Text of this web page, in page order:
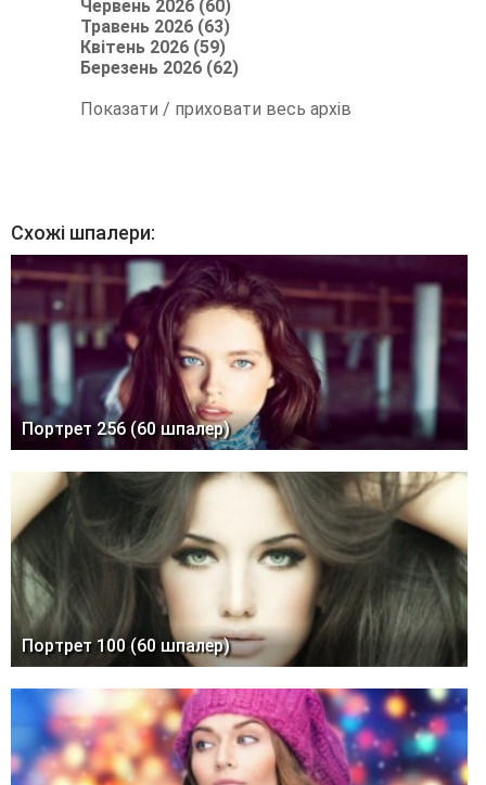
Червень 2026 (60)
Травень 2026 (63)
Квітень 2026 (59)
Березень 2026 (62)
Показати / приховати весь архів
Схожі шпалери:
Портрет 256 (60 шпалер)
Портрет 100 (60 шпалер)